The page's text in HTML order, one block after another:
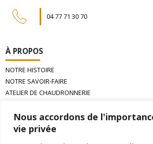
Nous accordons de
vie privée
04 77 71 30 70
À PROPOS
NOTRE HISTOIRE
NOTRE SAVOIR-FAIRE
ATELIER DE CHAUDRONNERIE
INFORMATIONS